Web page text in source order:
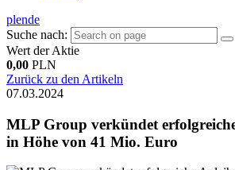
plende
Suche nach:
Wert der Aktie
0,00 PLN
Zurück zu den Artikeln
07.03.2024
MLP Group verkündet
in Höhe von 41 Mio. Euro